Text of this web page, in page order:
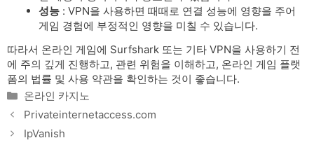
성능 : VPN을 사용하면 때때로 연결 성능에 영향을 주어
게임 경험에 부정적인 영향을 미칠 수 있습니다.
따라서 온라인 게임에 Surfshark 또는 기타 VPN을 사용하기 전
에 주의 깊게 진행하고, 관련 위험을 이해하고, 온라인 게임 플랫
폼의 법률 및 사용 약관을 확인하는 것이 좋습니다.
Categories
온라인 카지노
Privateinternetaccess.com
IpVanish